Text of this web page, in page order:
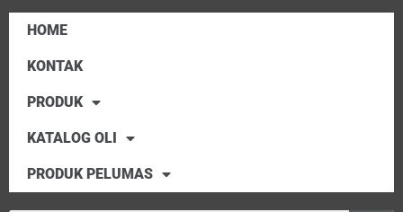
HOME
KONTAK
PRODUK
KATALOG OLI
PRODUK PELUMAS